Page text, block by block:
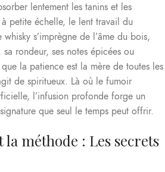
lentement les tanins et les
à petite échelle, le lent travail du
s’imprègne de l’âme du bois,
rondeur, ses notes épicées ou
la patience est la mère de toutes les
de spiritueux. Là où le fumoir
l’infusion profonde forge un
que seul le temps peut offrir.
la méthode : Les secrets